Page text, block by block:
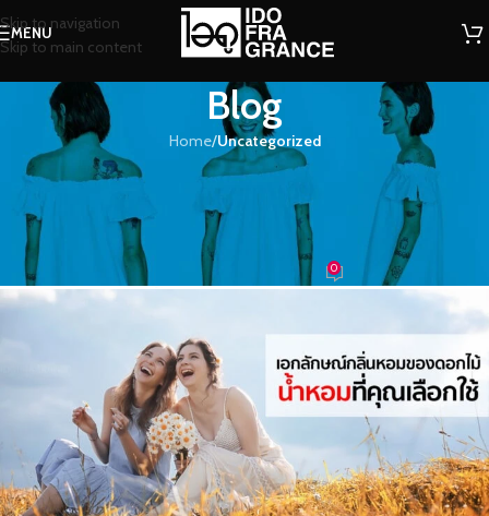
Skip to navigation
Skip to main content
MENU
Blog
Home/Uncategorized
UNCATEGORIZED
เอกลักษณ์กลิ่นหอมของดอกไม้…
น้ำหอมที่คุณเลือกใช้
น้ำหอม On 30/04/2022 0